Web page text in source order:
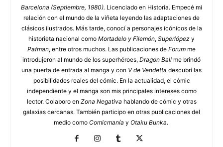
Barcelona (Septiembre, 1980). Licenciado en Historia. Empecé mi
relación con el mundo de la viñeta leyendo las adaptaciones de
clásicos ilustrados. Más tarde, conocí a personajes icónicos de la
historieta nacional como Mortadelo y Filemón, Superlópez y
Pafman, entre otros muchos. Las publicaciones de Forum me
introdujeron al mundo de los superhéroes, Dragon Ball me brindó
una puerta de entrada al manga y con V de Vendetta descubrí las
posibilidades reales del cómic. En la actualidad, el cómic
independiente y el manga son mis principales intereses como
lector. Colaboro en Zona Negativa hablando de cómic y otras
galaxias cercanas. También participo en otras publicaciones del
medio como Comicmanía y Otaku Bunka.